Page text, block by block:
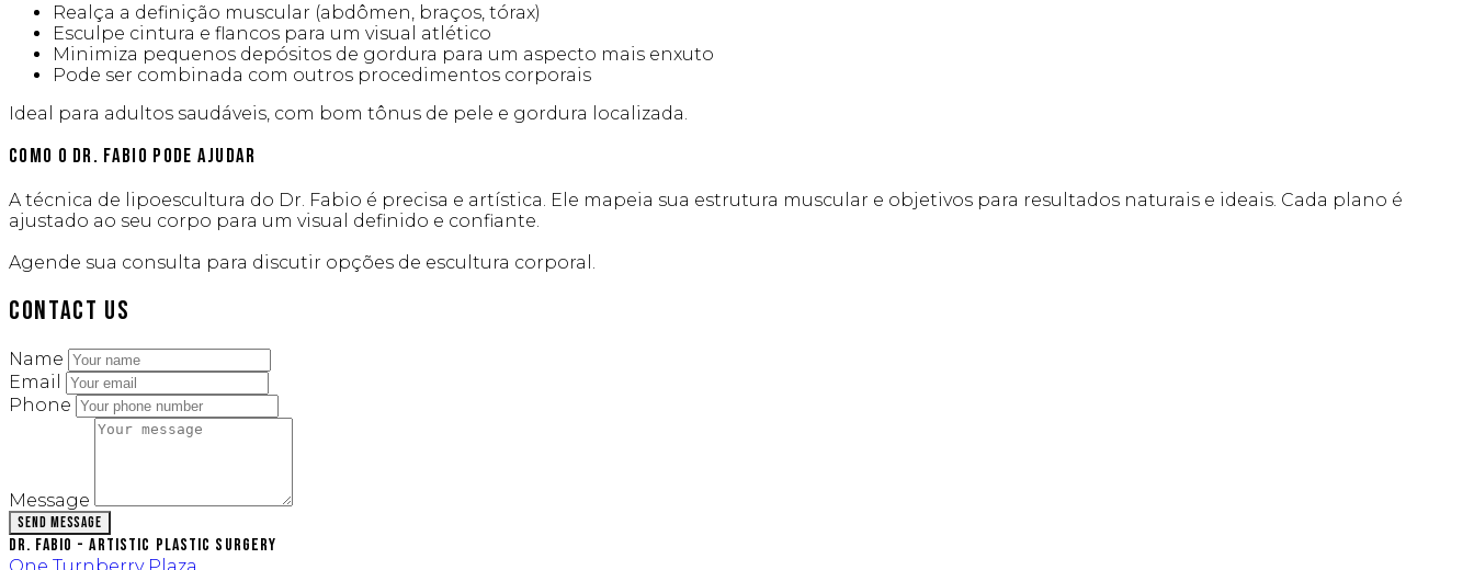
Realça a definição muscular (abdômen, braços, tórax)
Esculpe cintura e flancos para um visual atlético
Minimiza pequenos depósitos de gordura para um aspecto mais enxuto
Pode ser combinada com outros procedimentos corporais
Ideal para adultos saudáveis, com bom tônus de pele e gordura localizada.
Como o Dr. Fabio Pode Ajudar
A técnica de lipoescultura do Dr. Fabio é precisa e artística. Ele mapeia sua estrutura muscular e objetivos para resultados naturais e ideais. Cada plano é
ajustado ao seu corpo para um visual definido e confiante.
Agende sua consulta para discutir opções de escultura corporal.
Contact Us
Name
Email
Phone
Message
Send Message
Dr. Fabio - Artistic Plastic Surgery